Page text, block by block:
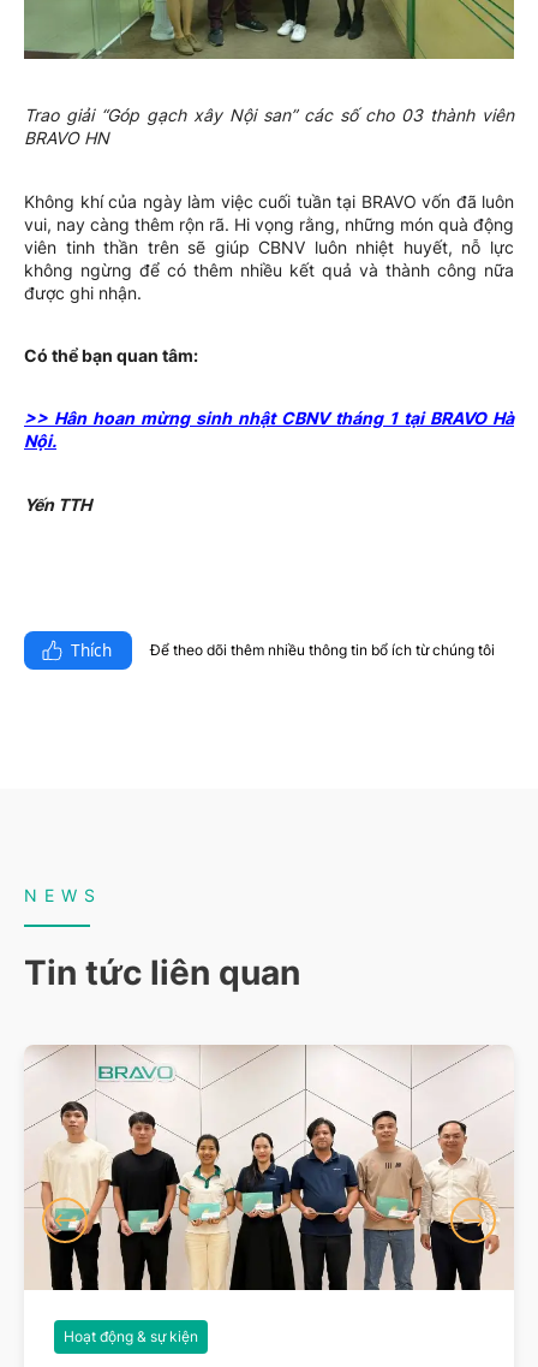
Trao giải “Góp gạch xây Nội san” các số cho 03 thành viên
BRAVO HN
Không khí của ngày làm việc cuối tuần tại BRAVO vốn đã luôn
vui, nay càng thêm rộn rã. Hi vọng rằng, những món quà động
viên tinh thần trên sẽ giúp CBNV luôn nhiệt huyết, nỗ lực
không ngừng để có thêm nhiều kết quả và thành công nữa
được ghi nhận.
Có thể bạn quan tâm:
>> Hân hoan mừng sinh nhật CBNV tháng 1 tại BRAVO Hà
Nội.
Yến TTH
Thích Để theo dõi thêm nhiều thông tin bổ ích từ chúng tôi​
NEWS
Tin tức liên quan
Hoạt động & sự kiện